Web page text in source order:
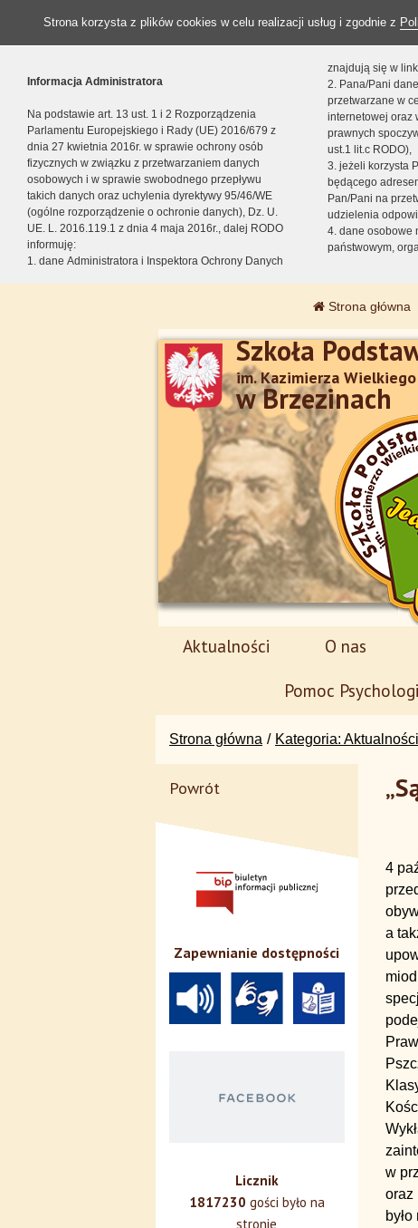
Strona korzysta z plików cookies w celu realizacji usług i zgodnie z
Informacja Administratora
Na podstawie art. 13 ust. 1 i 2 Rozporządzenia
Parlamentu Europejskiego i Rady (UE) 2016/679 z
dnia 27 kwietnia 2016r. w sprawie ochrony osób
fizycznych w związku z przetwarzaniem danych
osobowych i w sprawie swobodnego przepływu
takich danych oraz uchylenia dyrektywy 95/46/WE
(ogólne rozporządzenie o ochronie danych), Dz. U.
UE. L. 2016.119.1 z dnia 4 maja 2016r., dalej RODO
informuję:
1. dane Administratora i Inspektora Ochrony Danych
znajdują się w
2. Pana/Pani
przetwarzane w
internetowej oraz
prawnych
ust.1 lit.c RODO),
3. jeżeli korzysta
będącego
Pan/Pani na
udzielenia
4. dane osobowe
państwowym,
Strona główna
Szkoła
im. Kazimierza Wielkiego
w Brzezinach
Aktualności O nas
Pomoc
Strona główna Kategoria: Aktualności
4
a
w
oraz
Powrót
Zapewnianie dostępności
Licznik
1817230 gości było na
stronie